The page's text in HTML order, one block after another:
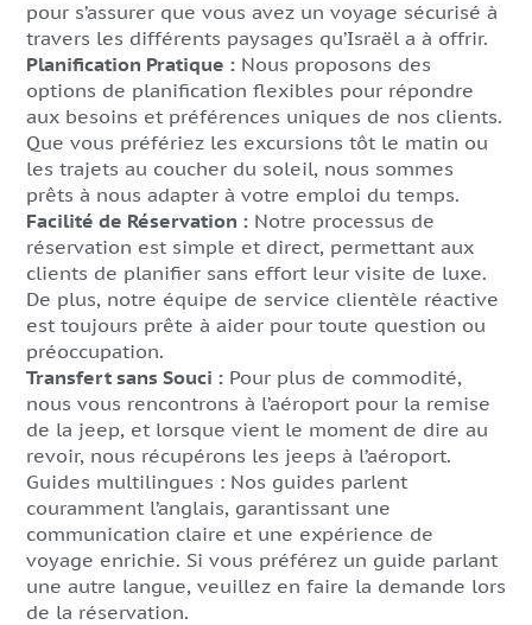
pour s’assurer que vous avez un voyage sécurisé à
travers les différents paysages qu’Israël a à offrir.
Planification Pratique : Nous proposons des
options de planification flexibles pour répondre
aux besoins et préférences uniques de nos clients.
Que vous préfériez les excursions tôt le matin ou
les trajets au coucher du soleil, nous sommes
prêts à nous adapter à votre emploi du temps.
Facilité de Réservation : Notre processus de
réservation est simple et direct, permettant aux
clients de planifier sans effort leur visite de luxe.
De plus, notre équipe de service clientèle réactive
est toujours prête à aider pour toute question ou
préoccupation.
Transfert sans Souci : Pour plus de commodité,
nous vous rencontrons à l’aéroport pour la remise
de la jeep, et lorsque vient le moment de dire au
revoir, nous récupérons les jeeps à l’aéroport.
Guides multilingues : Nos guides parlent
couramment l’anglais, garantissant une
communication claire et une expérience de
voyage enrichie. Si vous préférez un guide parlant
une autre langue, veuillez en faire la demande lors
de la réservation.